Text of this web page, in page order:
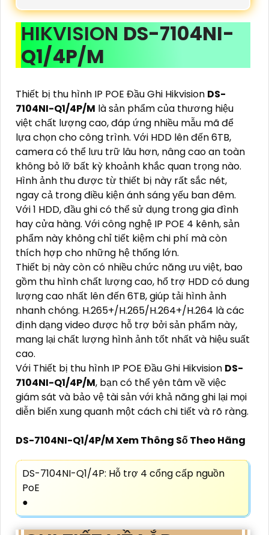
HIKVISION DS-7104NI-
Q1/4P/M
Thiết bị thu hình IP POE Đầu Ghi Hikvision DS-
7104NI-Q1/4P/M là sản phẩm của thương hiệu
việt chất lượng cao, đáp ứng nhiều mẫu mã để
lựa chọn cho công trình. Với HDD lên đến 6TB,
camera có thể lưu trữ lâu hơn, nâng cao an toàn
không bỏ lỡ bất kỳ khoảnh khắc quan trọng nào.
Hình ảnh thu được từ thiết bị này rất sắc nét,
ngay cả trong điều kiện ánh sáng yếu ban đêm.
Với 1 HDD, đầu ghi có thể sử dụng trong gia đình
hay cửa hàng. Với công nghệ IP POE 4 kênh, sản
phẩm này không chỉ tiết kiệm chi phí mà còn
thích hợp cho những hệ thống lớn.
Thiết bị này còn có nhiều chức năng ưu việt, bao
gồm thu hình chất lượng cao, hổ trợ HDD có dung
lượng cao nhất lên đến 6TB, giúp tải hình ảnh
nhanh chóng. H.265+/H.265/H.264+/H.264 là các
định dạng video được hỗ trợ bởi sản phẩm này,
mang lại chất lượng hình ảnh tốt nhất và hiệu suất
cao.
Với Thiết bị thu hình IP POE Đầu Ghi Hikvision DS-
7104NI-Q1/4P/M, bạn có thể yên tâm về việc
giám sát và bảo vệ tài sản với khả năng ghi lại mọi
diễn biến xung quanh một cách chi tiết và rõ ràng.
DS-7104NI-Q1/4P/M Xem Thông Số Theo Hãng
DS-7104NI-Q1/4P: Hỗ trợ 4 cổng cấp nguồn
PoE
●